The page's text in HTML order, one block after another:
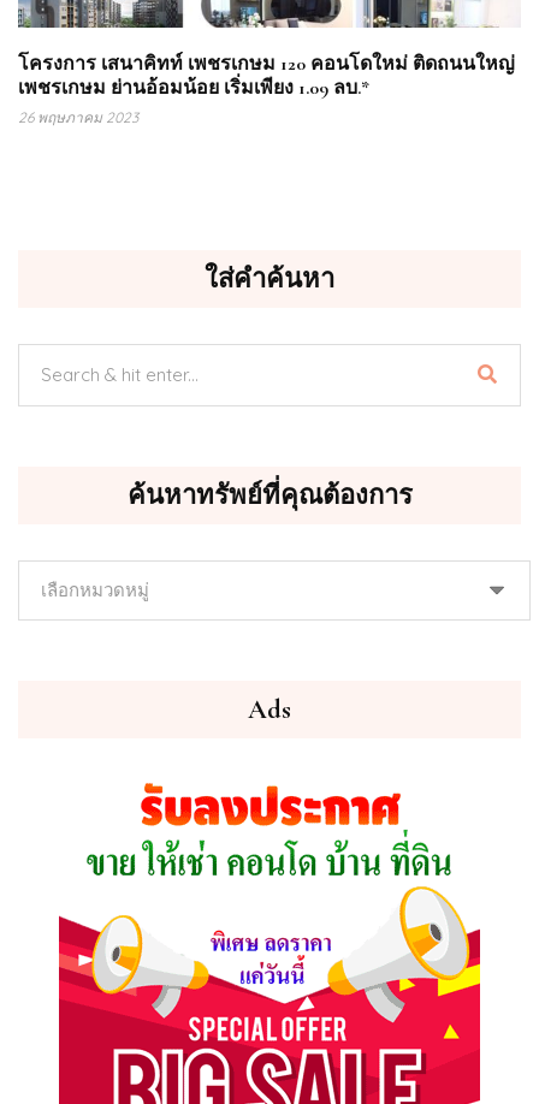
โครงการ เสนาคิทท์ เพชรเกษม 120 คอนโดใหม่ ติดถนนใหญ่
เพชรเกษม ย่านอ้อมน้อย เริ่มเพียง 1.09 ลบ.*
26 พฤษภาคม 2023
ใส่คำค้นหา
ค้นหาทรัพย์ที่คุณต้องการ
Ads